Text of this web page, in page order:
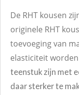
De RHT kousen
originele RHT
toevoeging van
elasticiteit
teenstuk zijn met
daar sterker te